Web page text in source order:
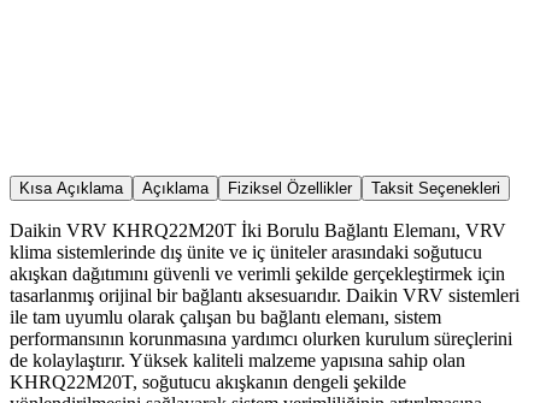
Kısa Açıklama Açıklama Fiziksel Özellikler Taksit Seçenekleri
Daikin VRV KHRQ22M20T İki Borulu Bağlantı Elemanı, VRV
klima sistemlerinde dış ünite ve iç üniteler arasındaki soğutucu
akışkan dağıtımını güvenli ve verimli şekilde gerçekleştirmek için
tasarlanmış orijinal bir bağlantı aksesuarıdır. Daikin VRV sistemleri
ile tam uyumlu olarak çalışan bu bağlantı elemanı, sistem
performansının korunmasına yardımcı olurken kurulum süreçlerini
de kolaylaştırır. Yüksek kaliteli malzeme yapısına sahip olan
KHRQ22M20T, soğutucu akışkanın dengeli şekilde